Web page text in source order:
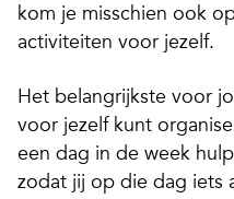
kom je misschien ook
activiteiten voor jezelf.
Het belangrijkste voor
voor jezelf kunt
een dag in de week
zodat jij op die dag iets